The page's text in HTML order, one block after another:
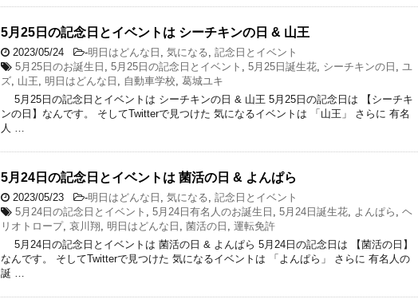
5月25日の記念日とイベントは シーチキンの日 & 山王
2023/05/24 -明日はどんな日 , 気になる, 記念日とイベント
5月25日のお誕生日 , 5月25日の記念日とイベント , 5月25日誕生花, シーチキンの日 , ユ
ズ, 山王, 明日はどんな日 , 自動車学校, 葛城ユキ
5月25日の記念日とイベントは シーチキンの日 & 山王 5月25日の記念日は 【シーチキ
ンの日】なんです。 そしてTwitterで見つけた 気になるイベントは 「山王」 さらに 有名
人 …
5月24日の記念日とイベントは 菌活の日 & よんぱら
2023/05/23 -明日はどんな日 , 気になる, 記念日とイベント
5月24日の記念日とイベント , 5月24日有名人のお誕生日 , 5月24日誕生花, よんぱら , ヘ
リオトロープ, 哀川翔, 明日はどんな日 , 菌活の日 , 運転免許
5月24日の記念日とイベントは 菌活の日 & よんぱら 5月24日の記念日は 【菌活の日】
なんです。 そしてTwitterで見つけた 気になるイベントは 「よんぱら」 さらに 有名人の
誕 …